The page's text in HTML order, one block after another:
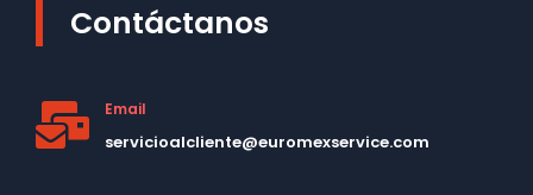
Contáctanos
Email
servicioalcliente@euromexservice.com